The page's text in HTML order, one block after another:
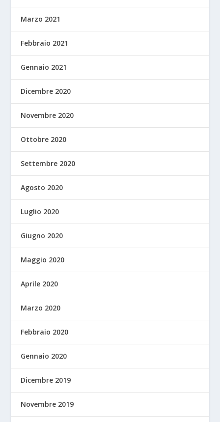
Marzo 2021
Febbraio 2021
Gennaio 2021
Dicembre 2020
Novembre 2020
Ottobre 2020
Settembre 2020
Agosto 2020
Luglio 2020
Giugno 2020
Maggio 2020
Aprile 2020
Marzo 2020
Febbraio 2020
Gennaio 2020
Dicembre 2019
Novembre 2019